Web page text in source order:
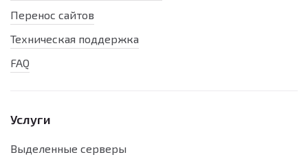
Перенос сайтов
Техническая поддержка
FAQ
Услуги
Выделенные серверы